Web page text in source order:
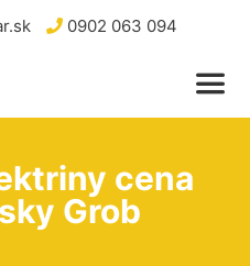
0902 063 094
cena
Grob